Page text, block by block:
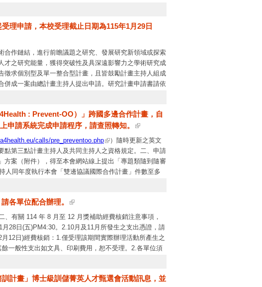
理申請，本校受理截止日期為115年1月29日
作鏈結，進行前瞻議題之研究、發展研究新領域或探索
之研究能量，獲得突破性及具深遠影響力之學術研究成
求個別型及單一整合型計畫，且皆鼓勵計畫主持人組成
成一案由總計畫主持人提出申請。研究計畫申請書請依
術研發服務網」，申辦項目－專題研究計畫－「人文及
站（http://www.nstc.gov.tw
）。本案聯絡人：申請相關
）。
: Prevent-OO）」跨國多邊合作計畫，自
申請系統完成申請程序，請查照轉知。
calls/pre_preventoo.php
）隨時更新之英文
第三點計畫主持人及共同主持人之資格規定。二、申請
案（附件），得至本會網站線上提出「專題類隨到隨審
人同年度執行本會「雙邊協議國際合作計畫」件數至多
萬元/年為原則，未獲補助案件恕不受理申覆。五、本
各單位配合辦理。
有關 114 年 8 月至 12 月獎補助經費核銷注意事項，
28日(五)PM4:30。2.10月及11月所發生之支出憑證，請
12日)經費核銷：1.僅受理該期間實際辦理活動所產生之
一般性支出如文具、印刷費用，恕不受理。2.各單位須
認後始可進行核銷。3.單據繳交時程說明：12/1-12/10
。三、本公告信敬請轉知所屬單位承辦人周知。
計畫」博士級訓儲菁英人才甄選會活動訊息，並